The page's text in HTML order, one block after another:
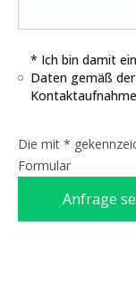
* Ich bin damit
Daten gemäß der
Die mit *
Formular
Anfrage